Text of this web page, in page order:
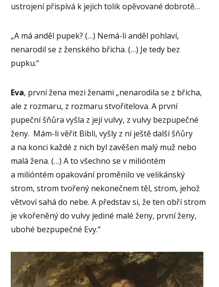
ustrojení přispívá k jejich tolik opěvované dobrotě…
„A má anděl pupek? (…) Nemá-li anděl pohlaví,
nenarodil se z ženského břicha. (…) Je tedy bez
pupku.“
Eva, první žena mezi ženami „nenarodila se z břicha,
ale z rozmaru, z rozmaru stvořitelova. A první
pupeční šňůra vyšla z její vulvy, z vulvy bezpupečné
ženy. Mám-li věřit Bibli, vyšly z ní ještě další šňůry
a na konci každé z nich byl zavěšen malý muž nebo
malá žena. (…) A to všechno se v milióntém
a milióntém opakování proměnilo ve velikánský
strom, strom tvořený nekonečnem těl, strom, jehož
větvoví sahá do nebe. A představ si, že ten obří strom
je vkořeněný do vulvy jediné malé ženy, první ženy,
ubohé bezpupečné Evy.“